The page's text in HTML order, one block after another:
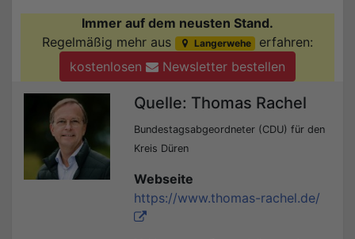
Immer auf dem neusten Stand.
Regelmäßig mehr aus
Langerwehe erfahren:
kostenlosen
Newsletter bestellen
Quelle: Thomas Rachel
Bundestagsabgeordneter (CDU) für den
Kreis Düren
Webseite
https://www.thomas-rachel.de/